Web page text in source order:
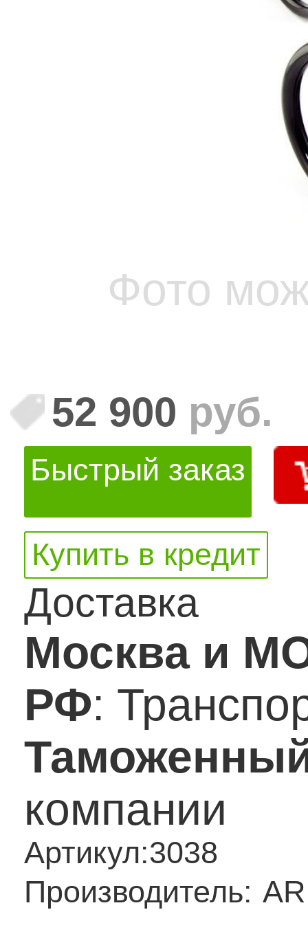
Фото
52 900 руб.
Быстрый заказ
Купить в кредит
Доставка
Москва и
РФ:
компании
Артикул:3038
Производитель: